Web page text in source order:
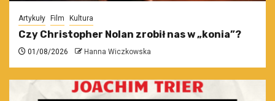
Artykuły Film Kultura
Czy Christopher Nolan zrobił nas w „konia”?
01/08/2026 Hanna Wiczkowska